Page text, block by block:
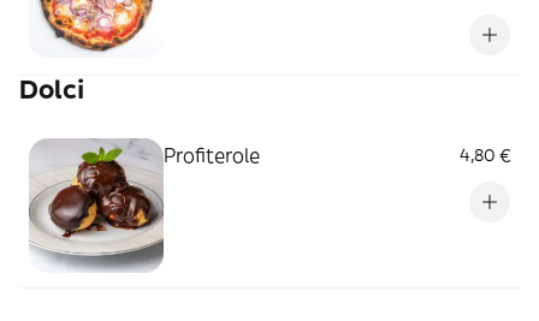
Dolci
Profiterole 4,80 €